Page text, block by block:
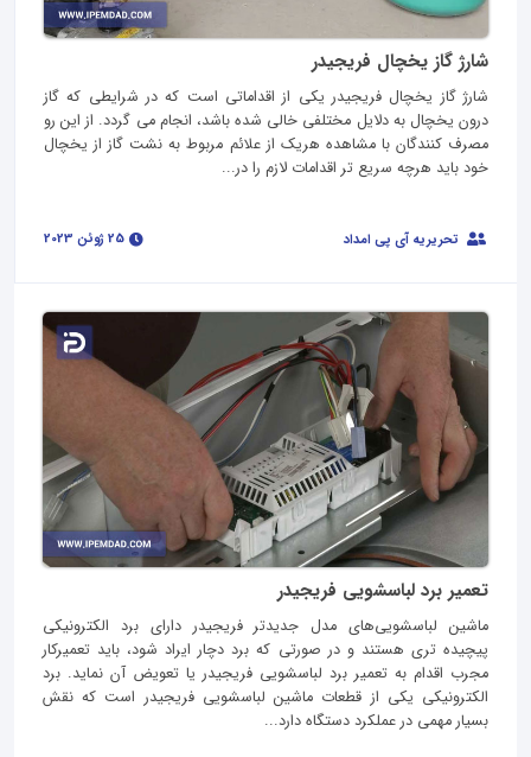
شارژ گاز یخچال فریجیدر
شارژ گاز یخچال فریجیدر یکی از اقداماتی است که در شرایطی که گاز
درون یخچال به دلایل مختلفی خالی شده باشد، انجام می گردد. از این رو
مصرف کنندگان با مشاهده هریک از علائم مربوط به نشت گاز از یخچال
خود باید هرچه سریع تر اقدامات لازم را در...
تحریریه آی پی امداد
تعمیر برد لباسشویی فریجیدر
ماشین لباسشویی‌های مدل جدیدتر فریجیدر دارای برد الکترونیکی
پیچیده تری هستند و در صورتی که برد دچار ایراد شود، باید تعمیرکار
مجرب اقدام به تعمیر برد لباسشویی فریجیدر یا تعویض آن نماید. برد
الکترونیکی یکی از قطعات ماشین لباسشویی فریجیدر است که نقش
بسیار مهمی در عملکرد دستگاه دارد...